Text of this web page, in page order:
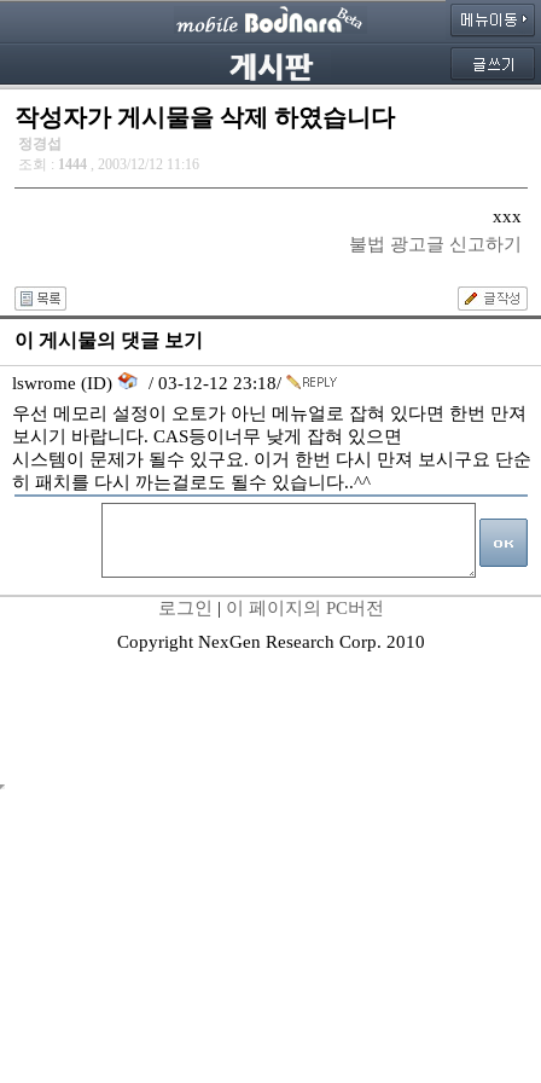
작성자가 게시물을 삭제 하였습니다
정경섭
조회 : 1444 , 2003/12/12 11:16
xxx
불법 광고글 신고하기
이 게시물의 댓글 보기
lswrome (ID)
/ 03-12-12 23:18/
우선 메모리 설정이 오토가 아닌 메뉴얼로 잡혀 있다면 한번 만져
보시기 바랍니다. CAS등이너무 낮게 잡혀 있으면
시스템이 문제가 될수 있구요. 이거 한번 다시 만져 보시구요 단순
히 패치를 다시 까는걸로도 될수 있습니다..^^
로그인 | 이 페이지의 PC버전
Copyright NexGen Research Corp. 2010